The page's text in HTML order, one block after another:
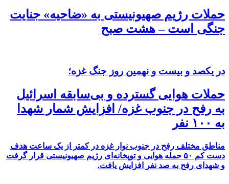
حملات رژیم صهیونیستی به «ضاحیه» جنایت
جنگی است – هشت صبح
در یکصد و بیست و نهمین روز جنگ غزه؛
حملات هوایی گسترده و بی‌سابقه اسرائیل
به رفح در جنوب غزه/ افزایش شمار شهدا
به ۱۰۰ نفر
مناطق مختلف رفح در جنوب نوار غزه در کمتر از یک ساعت هدف
دست کم ۵۰ حمله هوایی و توپخانه‌ای رژیم صهیونیستی قرار گرفت
و شهدای رفح به صد نفر افزایش یافت.